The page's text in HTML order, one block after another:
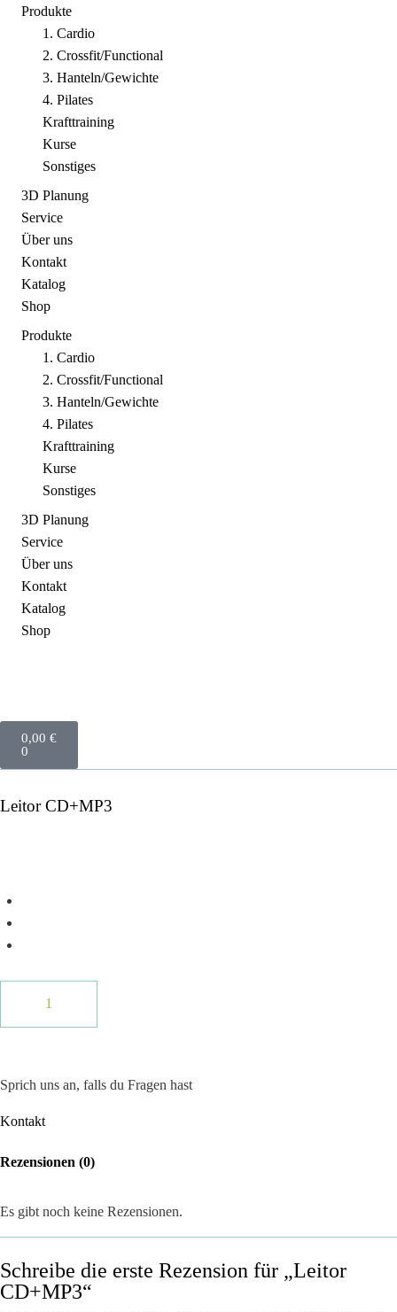
Produkte
1. Cardio
2. Crossfit/Functional
3. Hanteln/Gewichte
4. Pilates
Krafttraining
Kurse
Sonstiges
3D Planung
Service
Über uns
Kontakt
Katalog
Shop
Produkte
1. Cardio
2. Crossfit/Functional
3. Hanteln/Gewichte
4. Pilates
Krafttraining
Kurse
Sonstiges
3D Planung
Service
Über uns
Kontakt
Katalog
Shop
0,00 €
0
Leitor CD+MP3
Sprich uns an, falls du Fragen hast
Kontakt
Rezensionen (0)
Es gibt noch keine Rezensionen.
Schreibe die erste Rezension für „Leitor
CD+MP3“